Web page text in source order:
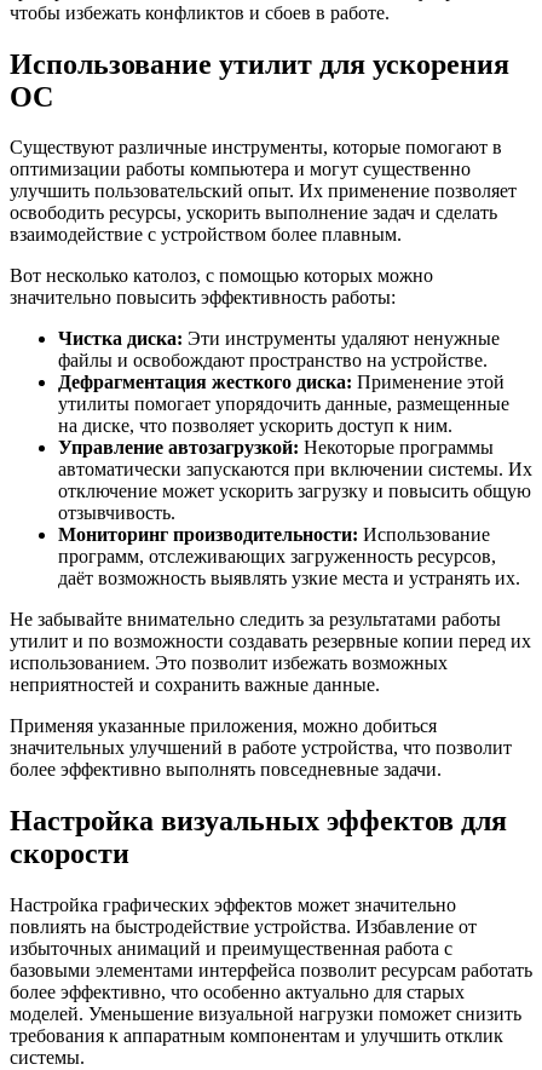
чтобы избежать конфликтов и сбоев в работе.
Использование утилит для ускорения
ОС
Существуют различные инструменты, которые помогают в
оптимизации работы компьютера и могут существенно
улучшить пользовательский опыт. Их применение позволяет
освободить ресурсы, ускорить выполнение задач и сделать
взаимодействие с устройством более плавным.
Вот несколько католоз, с помощью которых можно
значительно повысить эффективность работы:
Чистка диска: Эти инструменты удаляют ненужные
файлы и освобождают пространство на устройстве.
Дефрагментация жесткого диска: Применение этой
утилиты помогает упорядочить данные, размещенные
на диске, что позволяет ускорить доступ к ним.
Управление автозагрузкой: Некоторые программы
автоматически запускаются при включении системы. Их
отключение может ускорить загрузку и повысить общую
отзывчивость.
Мониторинг производительности: Использование
программ, отслеживающих загруженность ресурсов,
даёт возможность выявлять узкие места и устранять их.
Не забывайте внимательно следить за результатами работы
утилит и по возможности создавать резервные копии перед их
использованием. Это позволит избежать возможных
неприятностей и сохранить важные данные.
Применяя указанные приложения, можно добиться
значительных улучшений в работе устройства, что позволит
более эффективно выполнять повседневные задачи.
Настройка визуальных эффектов для
скорости
Настройка графических эффектов может значительно
повлиять на быстродействие устройства. Избавление от
избыточных анимаций и преимущественная работа с
базовыми элементами интерфейса позволит ресурсам работать
более эффективно, что особенно актуально для старых
моделей. Уменьшение визуальной нагрузки поможет снизить
требования к аппаратным компонентам и улучшить отклик
системы.